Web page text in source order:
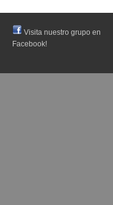
Visita nuestro grupo en
Facebook!